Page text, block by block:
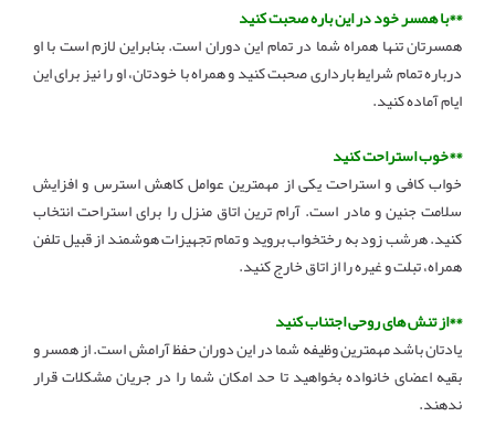
**با همسر خود در این باره صحبت کنید
همسرتان تنها همراه شما در تمام این دوران است. بنابراین لازم است با او
درباره تمام شرایط بارداری صحبت کنید و همراه با خودتان، او را نیز برای این
ایام آماده کنید.
**خوب استراحت کنید
خواب کافی و استراحت یکی از مهمترین عوامل کاهش استرس و افزایش
سلامت جنین و مادر است. آرام ترین اتاق منزل را برای استراحت انتخاب
کنید. هرشب زود به رختخواب بروید و تمام تجهیزات هوشمند از قبیل تلفن
همراه، تبلت و غیره را از اتاق خارج کنید.
**از تنش های روحی اجتناب کنید
یادتان باشد مهمترین وظیفه شما در این دوران حفظ آرامش است. از همسر و
بقیه اعضای خانواده بخواهید تا حد امکان شما را در جریان مشکلات قرار
ندهند.